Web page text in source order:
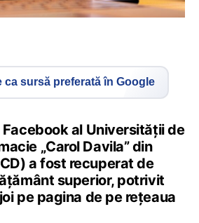
ca sursă preferată în Google
al Universității de
„Carol Davila” din
a fost recuperat de
superior, potrivit
pe pagina de pe rețeaua